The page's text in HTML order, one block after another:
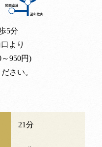
5分
より
950円)
さい。
21分